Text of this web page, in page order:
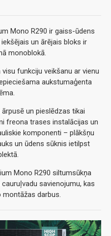
Mono R290 ir gaiss-ūdens
un ārējais bloks ir
monoblokā.
funkciju veikšanu ar vienu
aukstumaģenta
un pieslēdzas tikai
freona trases instalācijas un
komponenti – plākšņu
un ūdens sūknis ietilpst
Mono R290 siltumsūkņa
savienojumu, kas
montāžas darbus.